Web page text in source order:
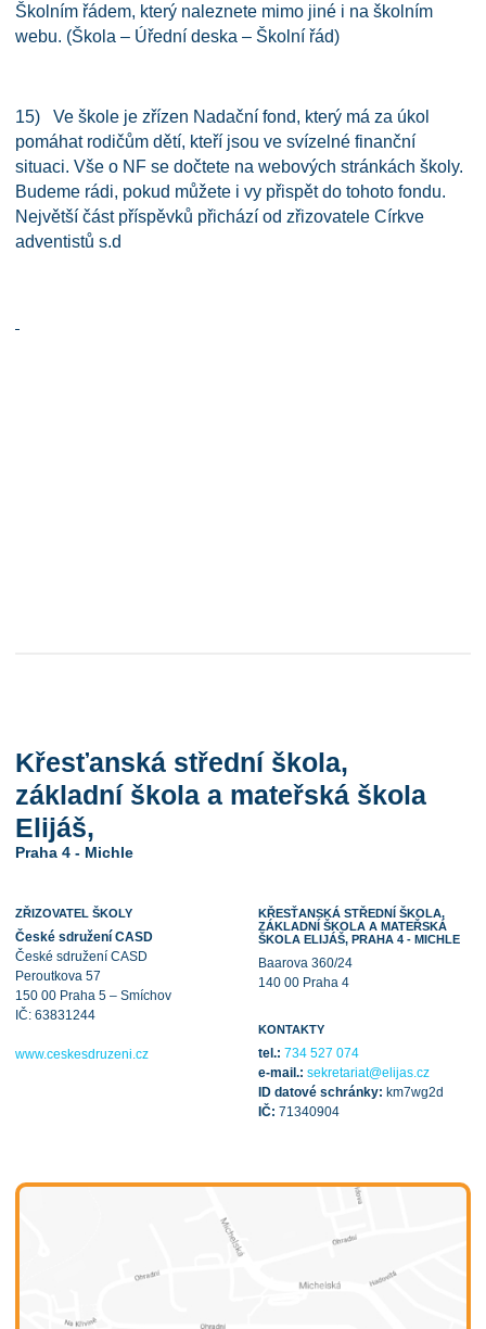
Školním řádem, který naleznete mimo jiné i na školním
webu. (Škola – Úřední deska – Školní řád)
15) Ve škole je zřízen Nadační fond, který má za úkol
pomáhat rodičům dětí, kteří jsou ve svízelné finanční
situaci. Vše o NF se dočtete na webových stránkách školy.
Budeme rádi, pokud můžete i vy přispět do tohoto fondu.
Největší část příspěvků přichází od zřizovatele Církve
adventistů s.d
Křesťanská střední škola,
základní škola a mateřská škola
Elijáš,
Praha 4 - Michle
ZŘIZOVATEL ŠKOLY
České sdružení CASD
České sdružení CASD
Peroutkova 57
150 00 Praha 5 – Smíchov
IČ: 63831244
www.ceskesdruzeni.cz
KŘESŤANSKÁ STŘEDNÍ ŠKOLA,
ZÁKLADNÍ ŠKOLA A MATEŘSKÁ
ŠKOLA ELIJÁŠ, PRAHA 4 - MICHLE
Baarova 360/24
140 00 Praha 4
KONTAKTY
tel.: 734 527 074
e-mail.: sekretariat@elijas.cz
ID datové schránky: km7wg2d
IČ: 71340904